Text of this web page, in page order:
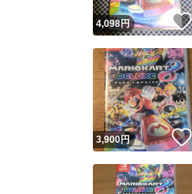
4,098円
3,900円